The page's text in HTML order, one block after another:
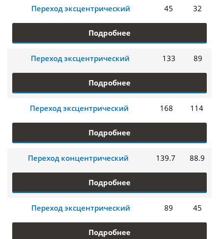
Переход эксцентрический 45 32
Подробнее
Переход эксцентрический 133 89
Подробнее
Переход эксцентрический 168 114
Подробнее
Переход концентрический 139.7 88.9
Подробнее
Переход эксцентрический 89 45
Подробнее